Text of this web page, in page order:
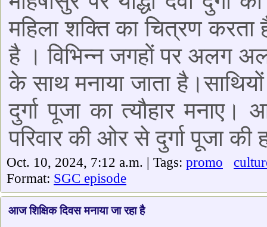
महिला शक्ति का चित्रण करता
है । विभिन्न जगहों पर अलग
के साथ मनाया जाता
दुर्गा पूजा का त्यौहार
परिवार की ओर से दुर्गा पूजा की
Oct. 10, 2024, 7:12 a.m. | Tags: promo
Format: SGC episode
आज शिक्षिक दिवस मनाया जा रहा है